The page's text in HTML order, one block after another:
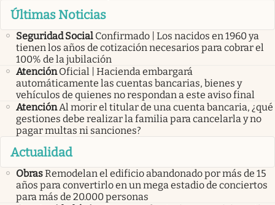
Últimas Noticias
Seguridad Social Confirmado | Los nacidos en 1960 ya
tienen los años de cotización necesarios para cobrar el
100% de la jubilación
Atención Oficial | Hacienda embargará
automáticamente las cuentas bancarias, bienes y
vehículos de quienes no respondan a este aviso final
AtenciónAl morir el titular de una cuenta bancaria, ¿qué
gestiones debe realizar la familia para cancelarla y no
pagar multas ni sanciones?
Actualidad
ObrasRemodelan el edificio abandonado por más de 15
años para convertirlo en un mega estadio de conciertos
para más de 20.000 personas